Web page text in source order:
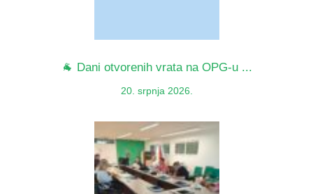
🐐 Dani otvorenih vrata na OPG-u ...
20. srpnja 2026.